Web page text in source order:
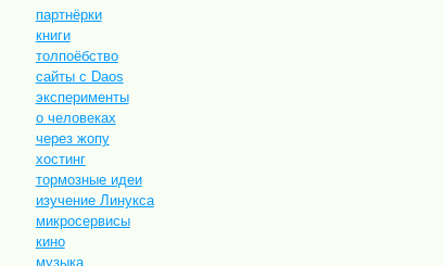
партнёрки
книги
толпоёбство
сайты с Daos
эксперименты
о человеках
через жопу
хостинг
тормозные идеи
изучение Линукса
микросервисы
кино
музыка